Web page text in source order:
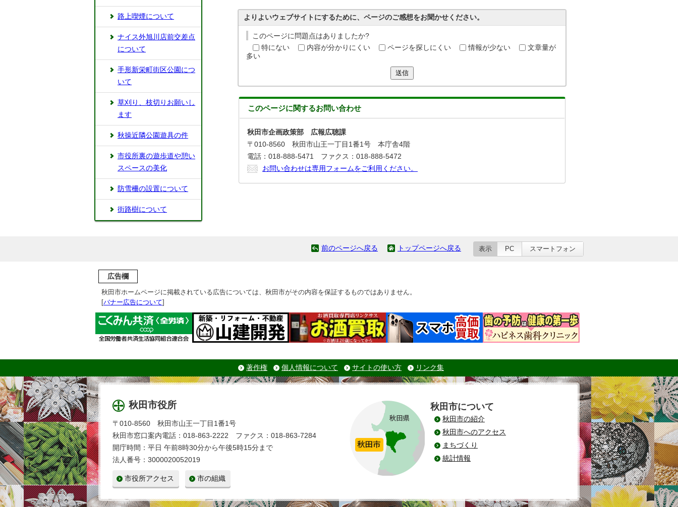
よりよいウェブサイトにするために、ページのご感想をお聞かせください。
このページに問題点はありましたか?
特にない
内容が分かりにくい ページを探しにくい 情報が少ない
文章量が
多い
送信
このページに関するお問い合わせ
秋田市企画政策部 広報広聴課
〒010-8560 秋田市山王一丁目1番1号 本庁舎4階
電話：018-888-5471 ファクス：018-888-5472
お問い合わせは専用フォームをご利用ください。
路上喫煙について
ナイス外旭川店前交差点
について
⼿形新栄町街区公園につ
いて
草刈り、枝切りお願いし
ます
秋操近隣公園遊具の件
市役所裏の遊歩道や憩い
スペースの美化
防雪柵の設置について
街路樹について
前のページへ戻る トップページへ戻る 表示 PC スマートフォン
広告欄
秋田市ホームページに掲載されている広告については、秋田市がその内容を保証するものではありません。
[バナー広告について]
著作権 個人情報について サイトの使い方 リンク集
秋田市役所
〒010-8560 秋田市山王一丁目1番1号
秋田市窓口案内電話：018-863-2222 ファクス：018-863-7284
開庁時間：平日 午前8時30分から午後5時15分まで
法人番号：3000020052019
市役所アクセス 市の組織
秋田市について
秋田市の紹介
秋田市へのアクセス
まちづくり
統計情報